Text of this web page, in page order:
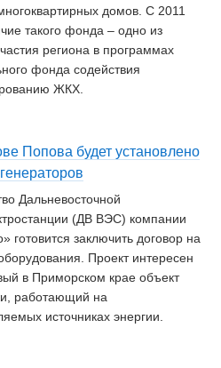
домов. С 2011
такого фонда – одно из
региона в программах
фонда содействия
ЖКХ.
Попова будет установлено
Дальневосточной
(ДВ ВЭС) компании
готовится заключить договор на
Проект интересен
в Приморском крае объект
работающий на
источниках энергии.